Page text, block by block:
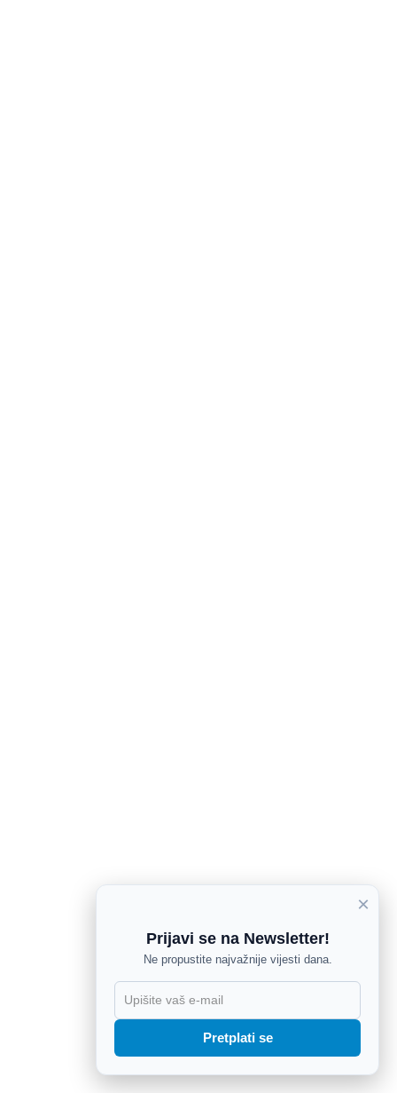
×
Prijavi se na Newsletter!
Ne propustite najvažnije vijesti dana.
Pretplati se